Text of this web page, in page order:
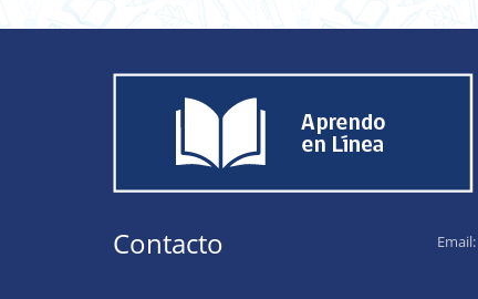
Contacto Email: